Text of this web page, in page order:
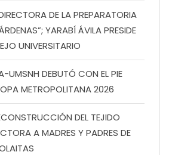
DE LA PREPARATORIA
YARABÍ ÁVILA PRESIDE
UNIVERSITARIO
UMSNH DEBUTÓ CON EL PIE
METROPOLITANA 2026
DEL TEJIDO
A MADRES Y PADRES DE